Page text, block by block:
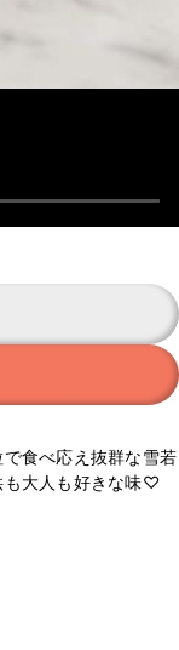
食べ応え抜群な雪若
大人も好きな味♡